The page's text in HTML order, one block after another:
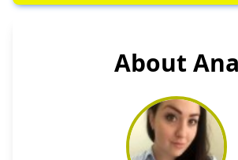
About Ana